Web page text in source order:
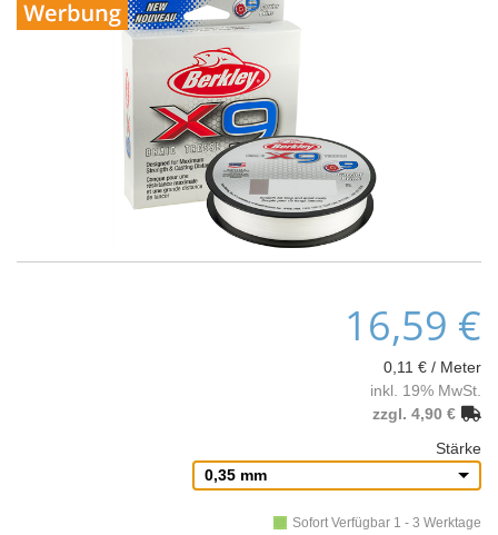
16,59 €
0,11 € / Meter
inkl. 19% MwSt.
zzgl. 4,90 €
Stärke
0,35 mm
Sofort Verfügbar 1 - 3 Werktage